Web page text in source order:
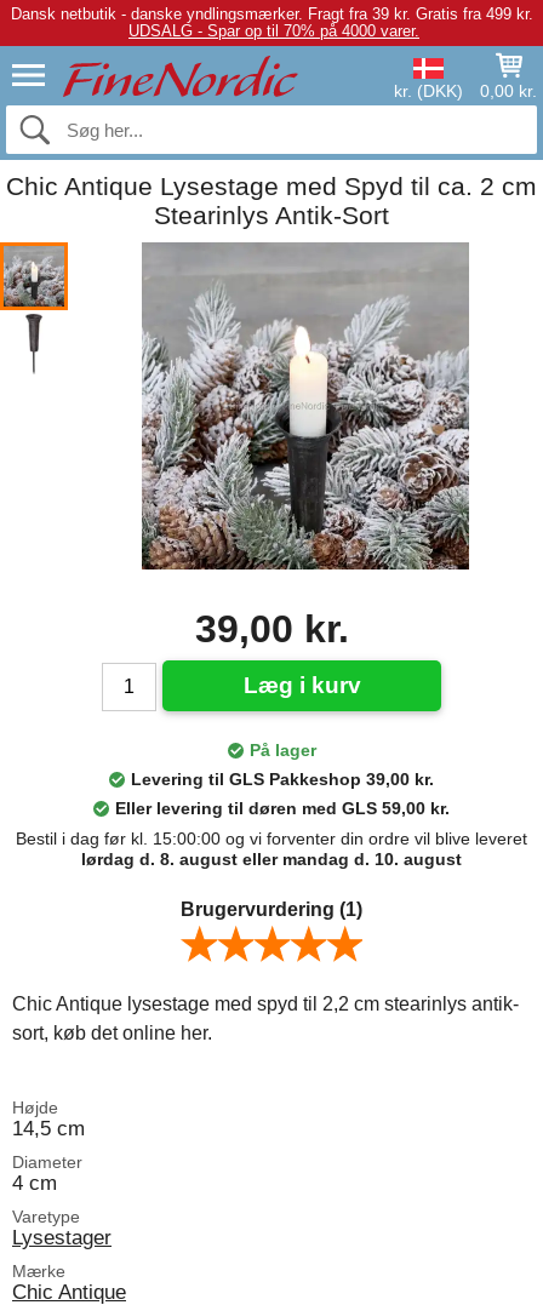
Dansk netbutik - danske yndlingsmærker. Fragt fra 39 kr. Gratis fra 499 kr.
UDSALG - Spar op til 70% på 4000 varer.
kr. (DKK) 0,00 kr.
Chic Antique Lysestage med Spyd til ca. 2 cm
Stearinlys Antik-Sort
39,00 kr.
Læg i kurv
På lager
Levering til GLS Pakkeshop 39,00 kr.
Eller levering til døren med GLS 59,00 kr.
Bestil i dag før kl. 15:00:00 og vi forventer din ordre vil blive leveret
lørdag d. 8. august eller mandag d. 10. august
Brugervurdering (1)
Chic Antique lysestage med spyd til 2,2 cm stearinlys antik-
sort, køb det online her.
Højde
14,5 cm
Diameter
4 cm
Varetype
Lysestager
Mærke
Chic Antique